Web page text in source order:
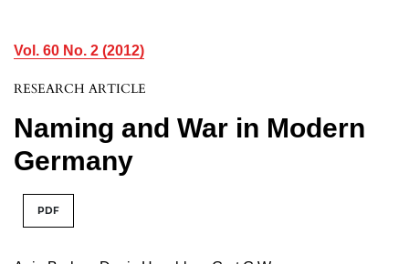
Vol. 60 No. 2 (2012)
RESEARCH ARTICLE
Naming and War in Modern
Germany
PDF